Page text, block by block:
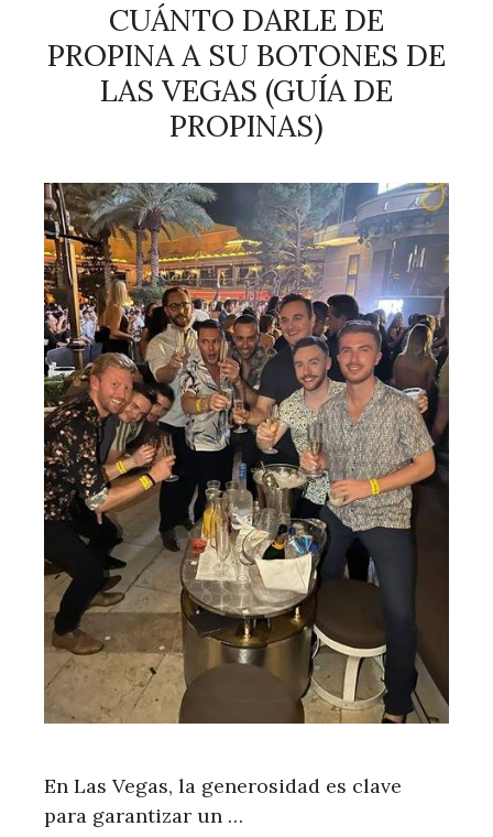
CUÁNTO DARLE DE
PROPINA A SU BOTONES DE
LAS VEGAS (GUÍA DE
PROPINAS)
En Las Vegas, la generosidad es clave
para garantizar un …